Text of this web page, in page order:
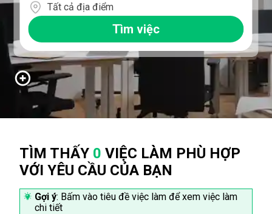
Tất cả địa điểm
Tìm việc
TÌM THẤY 0 VIỆC LÀM PHÙ HỢP
VỚI YÊU CẦU CỦA BẠN
Gợi ý: Bấm vào tiêu đề việc làm để xem việc làm
chi tiết